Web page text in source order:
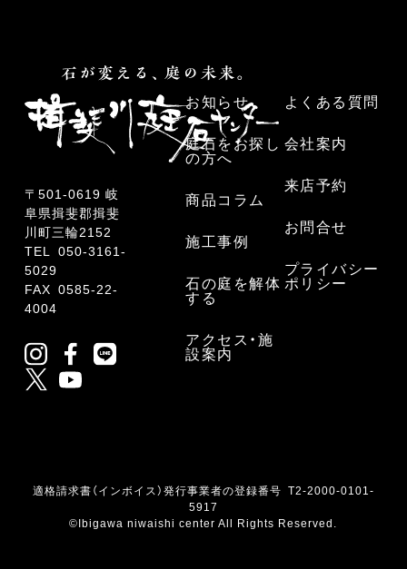
お知らせ
庭石をお探し
の方へ
商品コラム
施工事例
石の庭を解体
する
アクセス・施
設案内
よくある質問
会社案内
来店予約
お問合せ
プライバシー
ポリシー
〒501-0619 岐
阜県揖斐郡揖斐
川町三輪2152
TEL 050-3161-
5029
FAX 0585-22-
4004
適格請求書（インボイス）発行事業者の登録番号 T2-2000-0101-
5917
©Ibigawa niwaishi center All Rights Reserved.